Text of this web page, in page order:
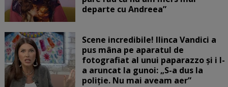
departe cu Andreea”
Scene incredibile! Ilinca Vandici a
pus mâna pe aparatul de
fotografiat al unui paparazzo și i l-
a aruncat la gunoi: „S-a dus la
poliție. Nu mai aveam aer”